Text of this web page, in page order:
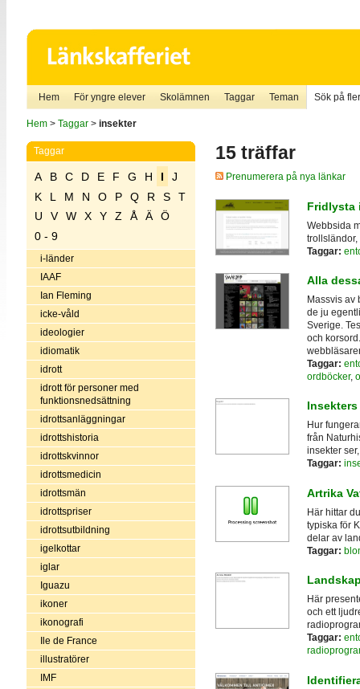
Hem För yngre elever Skolämnen Taggar Teman Sök på
Hem> Taggar> insekter
Taggar
A B C D E F G H I
J
K
L M N O P Q R S
T
U
V W X Y Z Å Ä
Ö
0 - 9
i-länder
IAAF
Ian Fleming
icke-våld
ideologier
idiomatik
idrott
idrott för personer med
funktionsnedsättning
idrottsanläggningar
idrottshistoria
idrottskvinnor
idrottsmedicin
idrottsmän
idrottspriser
idrottsutbildning
igelkottar
iglar
Iguazu
ikoner
ikonografi
Ile de France
illustratörer
IMF
15 träffar
Prenumerera på nya länkar
Fridlysta
Webbsida
Taggar:
Alla
Massvis av
de ju
Sverige.
och
Taggar:
ordböcker,
Hur
från
insekter
Taggar:
Artrika
Här hittar
typiska för
delar av
Taggar:
Här
och ett
Taggar: